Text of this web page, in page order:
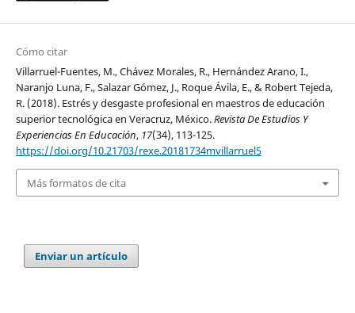
Cómo citar
Villarruel-Fuentes, M., Chávez Morales, R., Hernández Arano, I.,
Naranjo Luna, F., Salazar Gómez, J., Roque Ávila, E., & Robert Tejeda,
R. (2018). Estrés y desgaste profesional en maestros de educación
superior tecnológica en Veracruz, México.Revista De Estudios Y
Experiencias En Educación, 17(34), 113-125.
https://doi.org/10.21703/rexe.20181734mvillarruel5
Más formatos de cita
Enviar un artículo